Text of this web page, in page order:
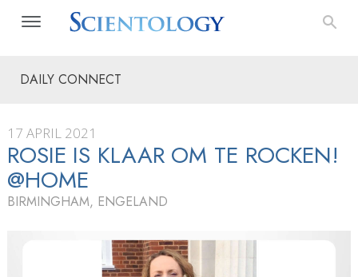
DAILY CONNECT
17 APRIL 2021
ROSIE IS KLAAR OM TE ROCKEN!
@HOME
BIRMINGHAM, ENGELAND